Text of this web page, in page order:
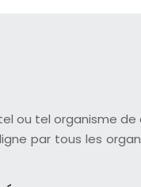
ou tel organisme
par tous les